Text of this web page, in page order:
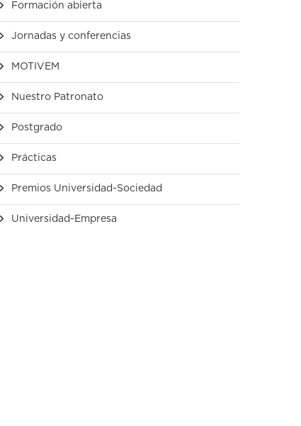
Formación abierta
Jornadas y conferencias
MOTIVEM
Nuestro Patronato
Postgrado
Prácticas
Premios Universidad-Sociedad
Universidad-Empresa